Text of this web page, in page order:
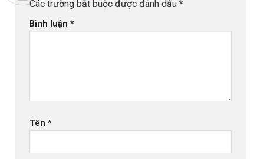
Các trường bắt buộc được đánh dấu *
Bình luận *
Tên *